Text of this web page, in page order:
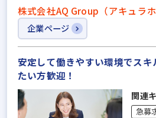
株式会社AQ Group（アキュラ
企業ページ
安定して働きやすい環境でスキ
たい方歓迎！
関連
急募